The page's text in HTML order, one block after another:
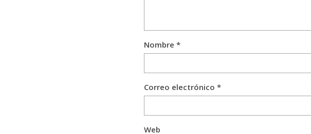
Nombre *
Correo electrónico *
Web